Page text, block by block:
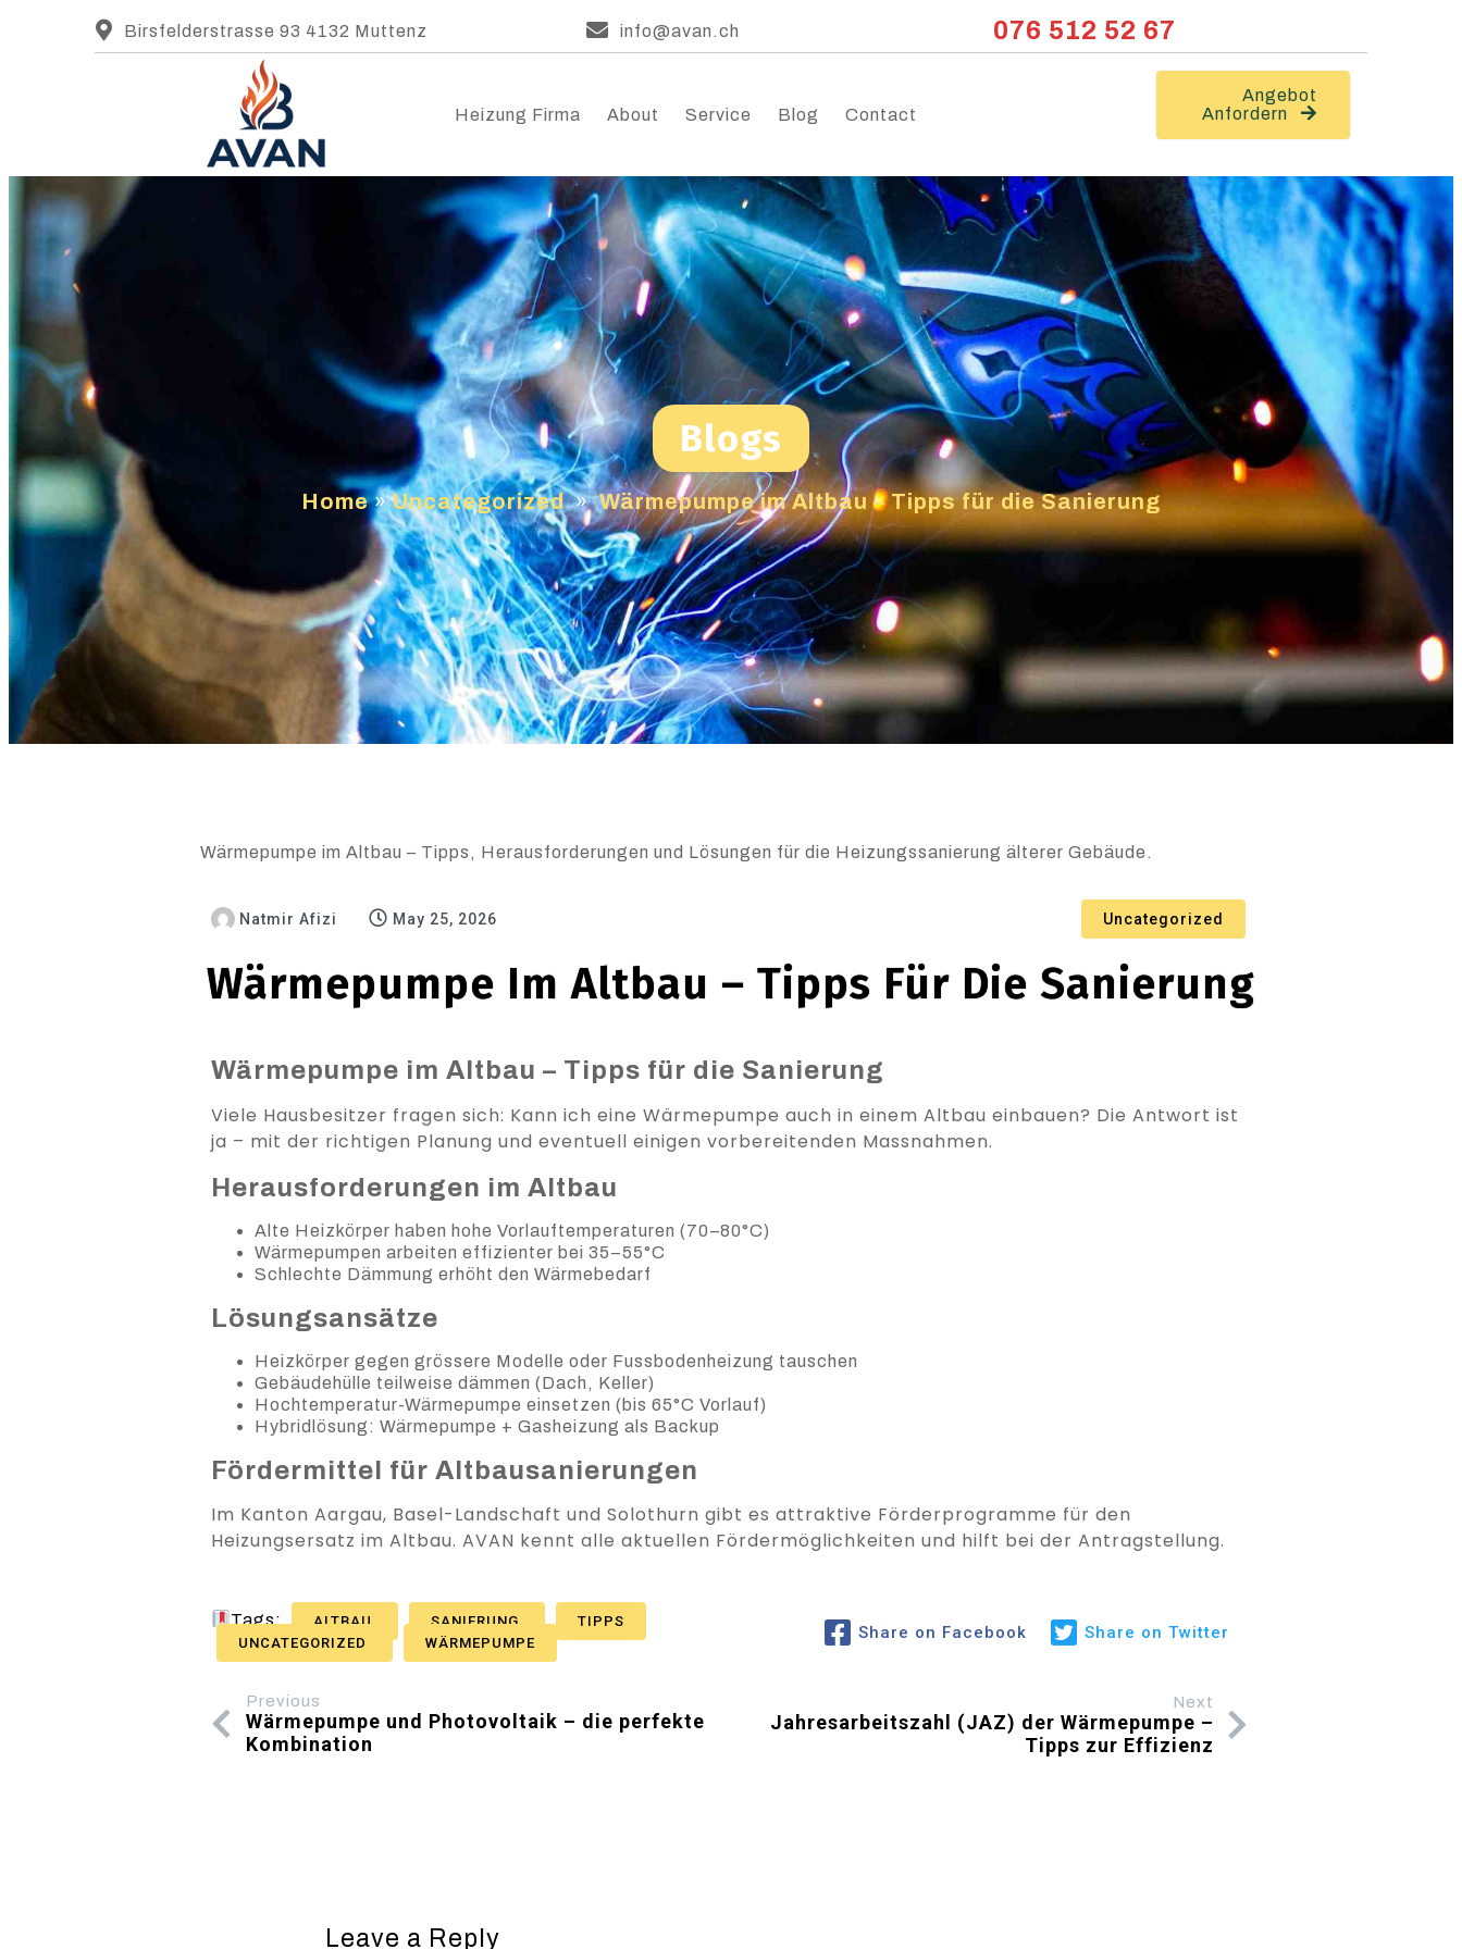
Birsfelderstrasse 93 4132 Muttenz info@avan.ch 076 512 52 67
Heizung Firma About Service Blog Contact
Angebot
Anfordern
Blogs
Home»Uncategorized » Wärmepumpe im Altbau – Tipps für die Sanierung
Wärmepumpe im Altbau – Tipps, Herausforderungen und Lösungen für die Heizungssanierung älterer Gebäude.
Natmir Afizi May 25, 2026 Uncategorized
Wärmepumpe Im Altbau – Tipps Für Die Sanierung
Wärmepumpe im Altbau – Tipps für die Sanierung
Viele Hausbesitzer fragen sich: Kann ich eine Wärmepumpe auch in einem Altbau einbauen? Die Antwort ist
ja – mit der richtigen Planung und eventuell einigen vorbereitenden Massnahmen.
Herausforderungen im Altbau
Alte Heizkörper haben hohe Vorlauftemperaturen (70–80°C)
Wärmepumpen arbeiten effizienter bei 35–55°C
Schlechte Dämmung erhöht den Wärmebedarf
Lösungsansätze
Heizkörper gegen grössere Modelle oder Fussbodenheizung tauschen
Gebäudehülle teilweise dämmen (Dach, Keller)
Hochtemperatur-Wärmepumpe einsetzen (bis 65°C Vorlauf)
Hybridlösung: Wärmepumpe + Gasheizung als Backup
Fördermittel für Altbausanierungen
Im Kanton Aargau, Basel-Landschaft und Solothurn gibt es attraktive Förderprogramme für den
Heizungsersatz im Altbau. AVAN kennt alle aktuellen Fördermöglichkeiten und hilft bei der Antragstellung.
Tags: ALTBAU SANIERUNG
TIPPS
UNCATEGORIZED
WÄRMEPUMPE
Share on Facebook Share on Twitter
Previous
Wärmepumpe und Photovoltaik – die perfekte
Kombination
Next
Jahresarbeitszahl (JAZ) der Wärmepumpe –
Tipps zur Effizienz
Leave a Reply